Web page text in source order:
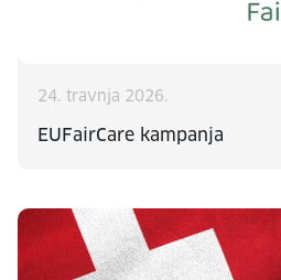
24. travnja 2026.
EUFairCare kampanja